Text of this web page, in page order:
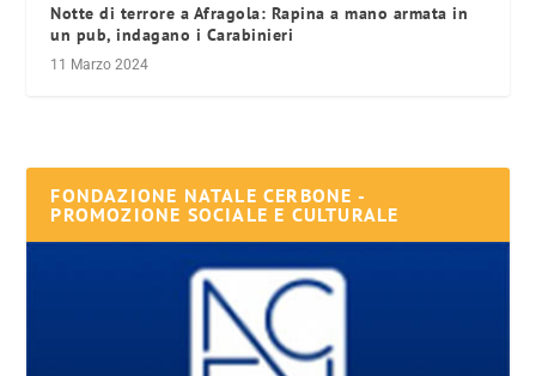
Notte di terrore a Afragola: Rapina a mano armata in
un pub, indagano i Carabinieri
11 Marzo 2024
FONDAZIONE NATALE CERBONE -
PROMOZIONE SOCIALE E CULTURALE